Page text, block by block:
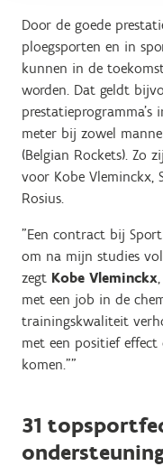
Door de goede
ploegsporten en in
kunnen in de
worden. Dat geldt
prestatieprogramma’s
meter bij zowel
(Belgian Rockets). Zo
voor Kobe Vleminckx,
Rosius.
"Een contract bij
om na mijn studies
zegt Kobe Vleminckx
met een job in de
trainingskwaliteit
met een positief
komen.”"
31